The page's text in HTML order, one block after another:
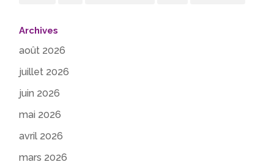
Archives
août 2026
juillet 2026
juin 2026
mai 2026
avril 2026
mars 2026